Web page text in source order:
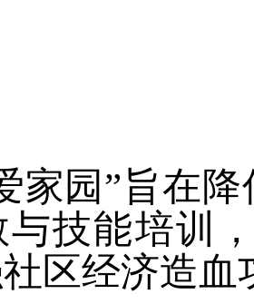
园”旨在降
与技能培训
区经济造血